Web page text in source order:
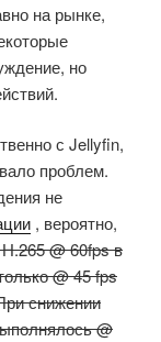
на рынке,
но
с Jellyfin,
проблем.
не
, вероятно,
@ 60fps в
@ 45 fps
снижении
@